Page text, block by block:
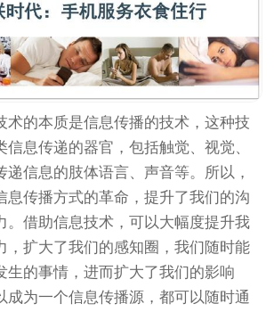
术的本质是信息传播的技术，这种技
信息传递的器官，包括触觉、视觉、
递信息的肢体语言、声音等。所以，
息传播方式的革命，提升了我们的沟
。借助信息技术，可以大幅度提升我
，扩大了我们的感知圈，我们随时能
生的事情，进而扩大了我们的影响
成为一个信息传播源，都可以随时通